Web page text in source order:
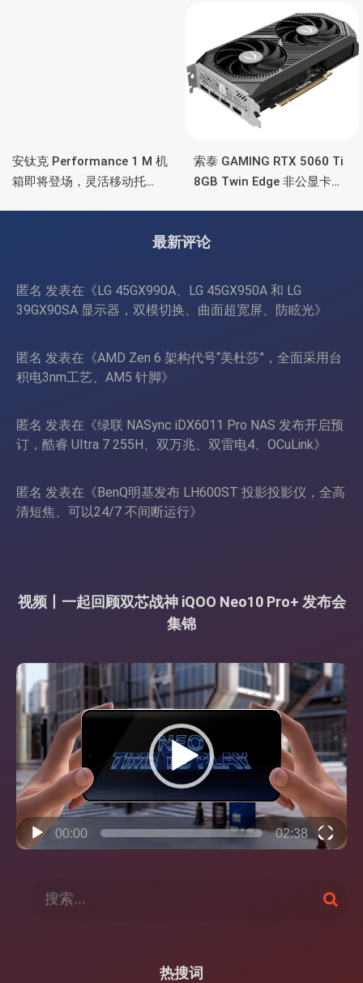
安钛克 Performance 1 M 机
箱即将登场，灵活移动托
索泰 GAMING RTX 5060 Ti
8GB Twin Edge 非公显卡，
最新评论
匿名 发表在《 LG 45GX990A、LG 45GX950A 和 LG
39GX90SA 显示器，双模切换、曲面超宽屏、防眩光》
匿名 发表在《AMD Zen 6 架构代号“美杜莎”，全面采用台
积电3nm工艺、AM5 针脚》
匿名 发表在《绿联 NASync iDX6011 Pro NAS 发布开启预
订，酷睿 Ultra 7 255H、双万兆、双雷电4、OCuLink》
匿名 发表在《 BenQ明基发布 LH600ST 投影投影仪，全高
清短焦、可以24/7 不间断运行》
视频丨一起回顾双芯战神 iQOO Neo10 Pro+ 发布会
集锦
视
频
播
放
器
00:00 02:38
搜
索
热搜词